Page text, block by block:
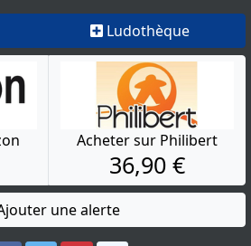
Ludothèque
Acheter sur Philibert
36,90 €
une alerte